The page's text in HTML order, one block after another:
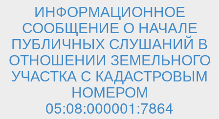
ИНФОРМАЦИОННОЕ
СООБЩЕНИЕ О НАЧАЛЕ
ПУБЛИЧНЫХ СЛУШАНИЙ В
ОТНОШЕНИИ ЗЕМЕЛЬНОГО
УЧАСТКА С КАДАСТРОВЫМ
НОМЕРОМ
05:08:000001:7864